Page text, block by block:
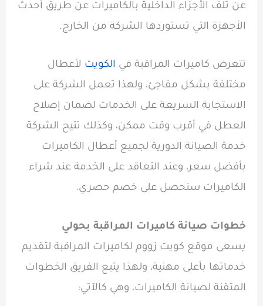
عن تلف الأجزاء الداخلية بالكاميرات عن طريق أحدث
الأجهزة التي تستوردها الشركة من الخارج.
تتعرض كاميرات المراقبة في الكويت لأعطال
مختلفة بشكل مفاجئ، ولهذا تعمل الشركة على
الاستجابة السريعة على الخدمات لضمان إصلاح
العطل في أقرب وقت ممكن، وكذلك تتيح الشركة
خدمة الصيانة الدورية لجميع أعطال الكاميرات
بأفضل سعر، وعند التعاقد على الخدمة عند شراء
الكاميرات ستحصل على خصم حصري.
خطوات صيانة كاميرات المراقبة بحولي
يسعى موقع كويت زووم لكاميرات المراقبة لتقديم
خدماتها بأعلى مهنية، ولهذا يتبع الفريق الخطوات
المتقنة لصيانة الكاميرات، وهي كالآتي: